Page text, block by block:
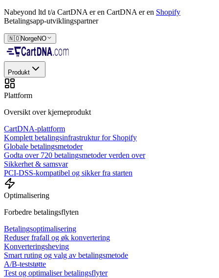
Nabeyond ltd t/a CartDNA er en CartDNA er en Shopify
Betalingsapp-utviklingspartner
🇳🇴NorgeNO
Produkt
Plattform
Oversikt over kjerneprodukt
CartDNA-plattform
Komplett betalingsinfrastruktur for Shopify
Globale betalingsmetoder
Godta over 720 betalingsmetoder verden over
Sikkerhet & samsvar
PCI-DSS-kompatibel og sikker fra starten
Optimalisering
Forbedre betalingsflyten
Betalingsoptimalisering
Reduser frafall og øk konvertering
Konverteringsheving
Smart ruting og valg av betalingsmetode
A/B-teststøtte
Test og optimaliser betalingsflyter